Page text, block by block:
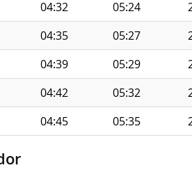
04:32 05:24
04:35 05:27
04:39 05:29
04:42 05:32
04:45 05:35